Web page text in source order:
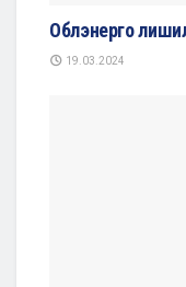
Облэнерго
19.03.2024